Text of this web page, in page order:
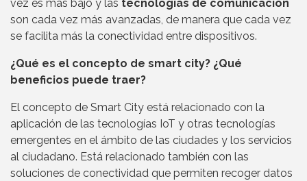
vez es más bajo y las tecnologías de comunicación
son cada vez más avanzadas, de manera que cada vez
se facilita más la conectividad entre dispositivos.
¿Qué es el concepto de smart city? ¿Qué
beneficios puede traer?
El concepto de Smart City está relacionado con la
aplicación de las tecnologías IoT y otras tecnologías
emergentes en el ámbito de las ciudades y los servicios
al ciudadano. Está relacionado también con las
soluciones de conectividad que permiten recoger datos